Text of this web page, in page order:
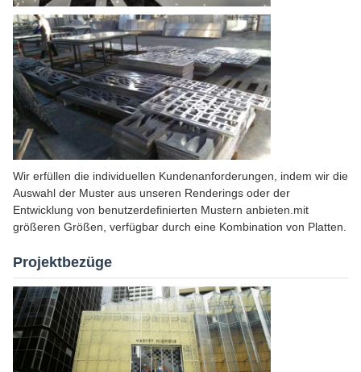
Wir erfüllen die individuellen Kundenanforderungen, indem wir die
Auswahl der Muster aus unseren Renderings oder der
Entwicklung von benutzerdefinierten Mustern anbieten.mit
größeren Größen, verfügbar durch eine Kombination von Platten.
Projektbezüge